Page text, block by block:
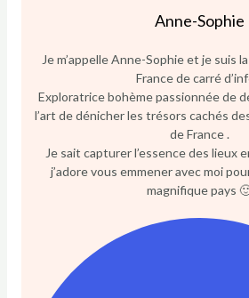
Anne-Sophie
Je m’appelle Anne-Sophie et je suis
France de carré
Exploratrice bohème passionnée de
l’art de dénicher les trésors cachés
de France .
Je sait capturer l’essence des lieux
j’adore vous emmener avec moi
magnifique pays